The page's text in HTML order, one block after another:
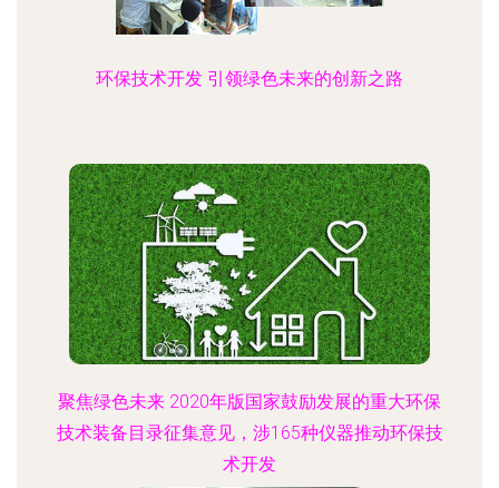
环保技术开发 引领绿色未来的创新之路
聚焦绿色未来 2020年版国家鼓励发展的重大环保
技术装备目录征集意见，涉165种仪器推动环保技
术开发